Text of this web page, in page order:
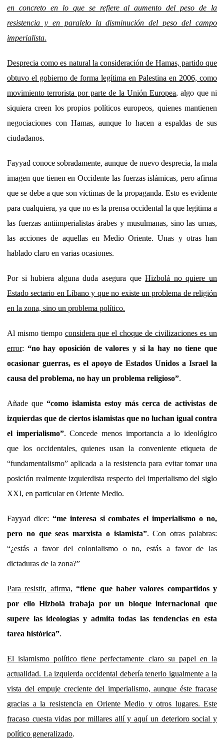
en concreto en lo que se refiere al aumento del peso de la
resistencia y en paralelo la disminución del peso del campo
imperialista.
Desprecia como es natural la consideración de Hamas, partido que
obtuvo el gobierno de forma legítima en Palestina en 2006, como
movimiento terrorista por parte de la Unión Europea, algo que ni
siquiera creen los propios políticos europeos, quienes mantienen
negociaciones con Hamas, aunque lo hacen a espaldas de sus
ciudadanos.
Fayyad conoce sobradamente, aunque de nuevo desprecia, la mala
imagen que tienen en Occidente las fuerzas islámicas, pero afirma
que se debe a que son víctimas de la propaganda. Esto es evidente
para cualquiera, ya que no es la prensa occidental la que legitima a
las fuerzas antiimperialistas árabes y musulmanas, sino las urnas,
las acciones de aquellas en Medio Oriente. Unas y otras han
hablado claro en varias ocasiones.
Por si hubiera alguna duda asegura queHizbolá no quiere un
Estado sectario en Líbano y que no existe un problema de religión
en la zona, sino un problema político.
Al mismo tiempo considera que el choque de civilizaciones es un
error: “no hay oposición de valores y si la hay no tiene que
ocasionar guerras, es el apoyo de Estados Unidos a Israel la
causa del problema, no hay un problema religioso”.
Añade que “como islamista estoy más cerca de activistas de
izquierdas que de ciertos islamistas que no luchan igual contra
el imperialismo”. Concede menos importancia a lo ideológico
que los occidentales, quienes usan la conveniente etiqueta de
“fundamentalismo” aplicada a la resistencia para evitar tomar una
posición realmente izquierdista respecto del imperialismo del siglo
XXI, en particular en Oriente Medio.
Fayyad dice: “me interesa si combates el imperialismo o no,
pero no que seas marxista o islamista”. Con otras palabras:
“¿estás a favor del colonialismo o no, estás a favor de las
dictaduras de la zona?”
Para resistir, afirma,“tiene que haber valores compartidos y
por ello Hizbolá trabaja por un bloque internacional que
supere las ideologías y admita todas las tendencias en esta
tarea histórica”.
El islamismo político tiene perfectamente claro su papel en la
actualidad. La izquierda occidental debería tenerlo igualmente a la
vista del empuje creciente del imperialismo, aunque éste fracase
gracias a la resistencia en Oriente Medio y otros lugares. Este
fracaso cuesta vidas por millares allí y aquí un deterioro social y
político generalizado.